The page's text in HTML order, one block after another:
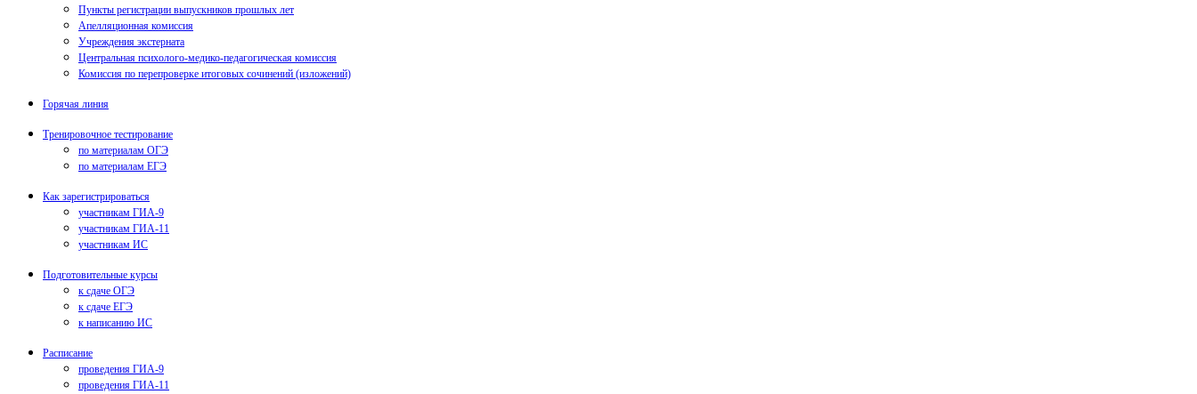
Пункты регистрации выпускников прошлых лет
Апелляционная комиссия
Учреждения экстерната
Центральная психолого-медико-педагогическая комиссия
Комиссия по перепроверке итоговых сочинений (изложений)
Горячая линия
Тренировочное тестирование
по материалам ОГЭ
по материалам ЕГЭ
Как зарегистрироваться
участникам ГИА-9
участникам ГИА-11
участникам ИС
Подготовительные курсы
к сдаче ОГЭ
к сдаче ЕГЭ
к написанию ИС
Расписание
проведения ГИА-9
проведения ГИА-11